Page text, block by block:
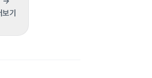
보기